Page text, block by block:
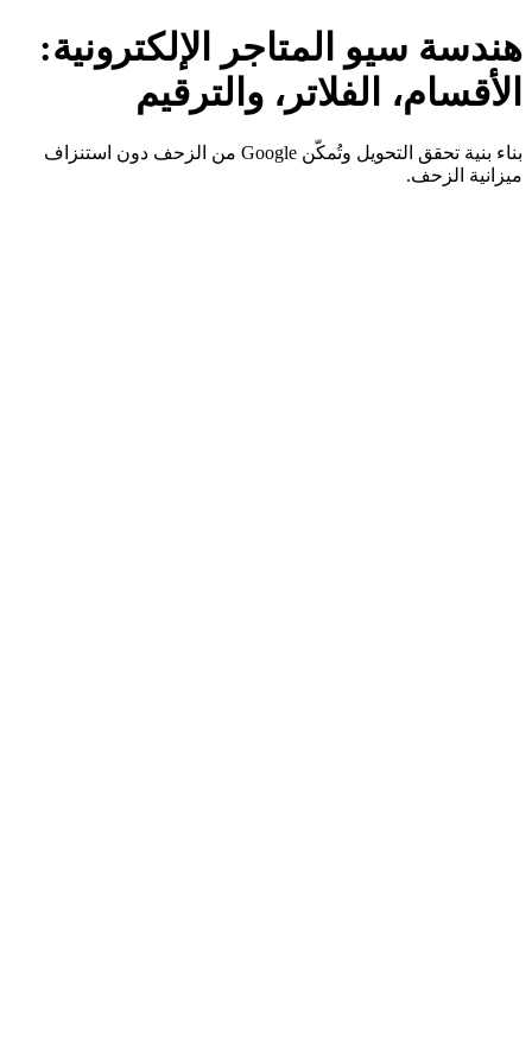
هندسة سيو المتاجر الإلكترونية:
الأقسام، الفلاتر، والترقيم
بناء بنية تحقق التحويل وتُمكّن Google من الزحف دون استنزاف
ميزانية الزحف.